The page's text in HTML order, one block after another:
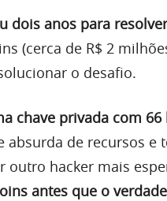
dois anos para
(cerca de R$ 2
o desafio.
chave privada com
absurda de recursos e
outro hacker mais
antes que o